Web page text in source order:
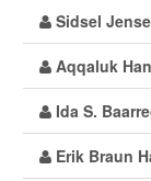
Sidsel
Aqqaluk
Ida S.
Erik Braun